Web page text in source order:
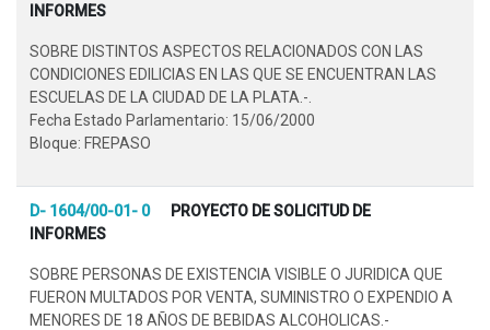
INFORMES
SOBRE DISTINTOS ASPECTOS RELACIONADOS CON LAS
CONDICIONES EDILICIAS EN LAS QUE SE ENCUENTRAN LAS
ESCUELAS DE LA CIUDAD DE LA PLATA.-.
Fecha Estado Parlamentario: 15/06/2000
Bloque: FREPASO
D- 1604/00-01- 0
PROYECTO DE SOLICITUD DE
INFORMES
SOBRE PERSONAS DE EXISTENCIA VISIBLE O JURIDICA QUE
FUERON MULTADOS POR VENTA, SUMINISTRO O EXPENDIO A
MENORES DE 18 AÑOS DE BEBIDAS ALCOHOLICAS.-